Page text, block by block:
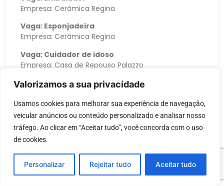
Valorizamos a sua privacidade
Usamos cookies para melhorar sua experiência de navegação,
veicular anúncios ou conteúdo personalizado e analisar nosso
tráfego. Ao clicar em “Aceitar tudo”, você concorda com o uso
de cookies.
Personalizar Rejeitar tudo Aceitar tudo
Empresa: Cerâmica Regina
Vaga: Esponjadeira
Empresa: Cerâmica Regina
Vaga: Cuidador de idoso
Empresa: Casa de Repouso Palazzo
Detalhes da vaga: Períodos diurno e noturno 12
Vaga: Auxiliar de enfermagem
Empresa: Casa de Repouso Palazzo
Detalhes da vaga: Períodos diurno e noturno 12
Vaga: Soldador Profissional
Empresa: Estrutezza